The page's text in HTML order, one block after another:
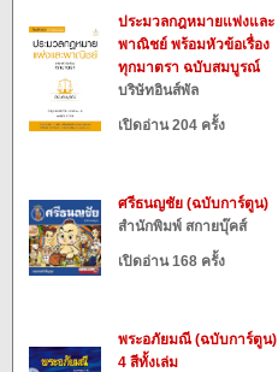
ประมวลกฎหมายแพ่งและ
พาณิชย์ พร้อมหัวข้อเรื่อง
ทุกมาตรา ฉบับสมบูรณ์
บริษัทอินส์พัล
เปิดอ่าน 204 ครั้ง
ศรีธนญชัย (ฉบับการ์ตูน)
สำนักพิมพ์ สกายบุ๊คส์
เปิดอ่าน 168 ครั้ง
พระอภัยมณี (ฉบับการ์ตูน)
4 สีทั้งเล่ม